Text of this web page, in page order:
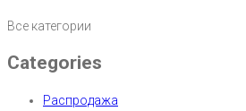
Все категории
Categories
Распродажа